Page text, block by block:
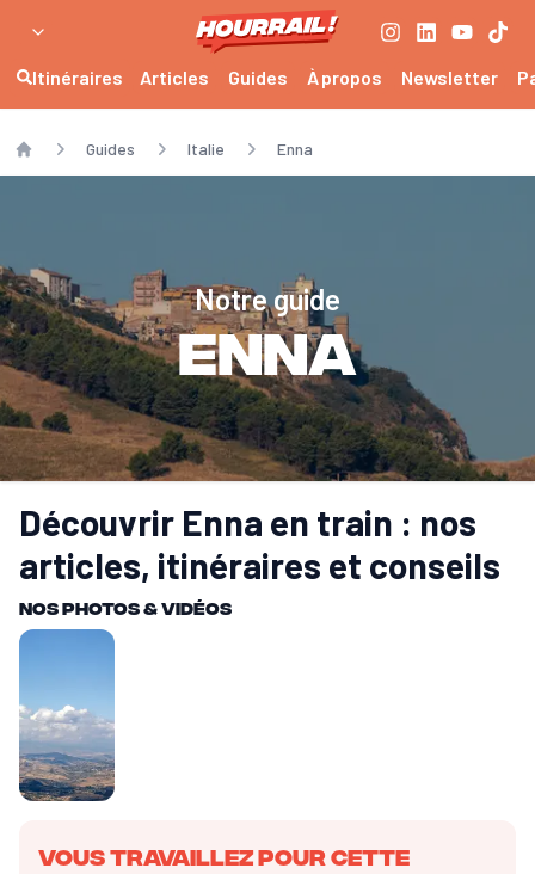
Itinéraires Articles Guides À propos Newsletter
Guides Italie Enna
Notre guide
Enna
Découvrir Enna en train : nos
articles, itinéraires et conseils
Nos Photos & vidéos
Vous travaillez pour cette